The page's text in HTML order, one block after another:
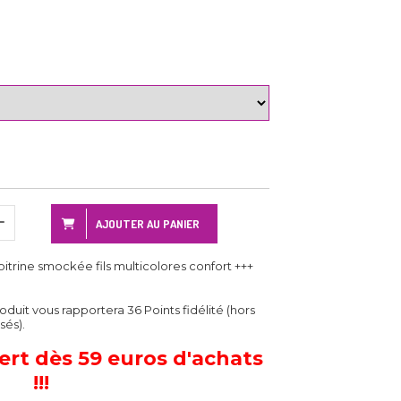
AJOUTER AU PANIER
smockée fils multicolores confort +++
vous rapportera 36 Points fidélité (hors
dès 59 euros d'achats
!!!